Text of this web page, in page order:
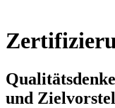
und